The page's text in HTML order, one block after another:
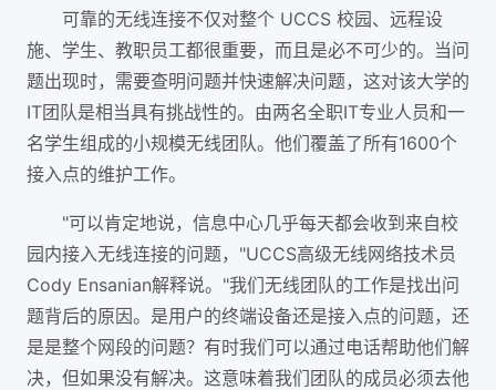
可靠的无线连接不仅对整个 UCCS 校园、远程设
施、学生、教职员工都很重要，而且是必不可少的。当问
题出现时，需要查明问题并快速解决问题，这对该大学的
IT团队是相当具有挑战性的。由两名全职IT专业人员和一
名学生组成的小规模无线团队。他们覆盖了所有1600个
接入点的维护工作。
"可以肯定地说，信息中心几乎每天都会收到来自校
园内接入无线连接的问题，"UCCS高级无线网络技术员
Cody Ensanian解释说。"我们无线团队的工作是找出问
题背后的原因。是用户的终端设备还是接入点的问题，还
是是整个网段的问题？有时我们可以通过电话帮助他们解
决，但如果没有解决。这意味着我们团队的成员必须去他